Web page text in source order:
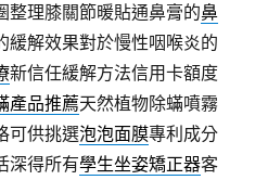
整理膝關節暖貼通鼻膏的鼻
緩解效果對於慢性咽喉炎的
新信任緩解方法信用卡額度
產品推薦天然植物除蟎噴霧
可供挑選泡泡面膜專利成分
深得所有學生坐姿矯正器客